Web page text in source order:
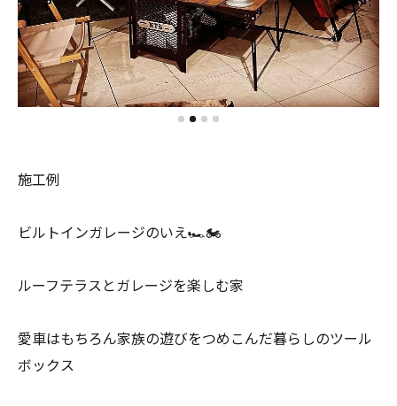
施工例
ビルトインガレージのいえ🏎🏍
ルーフテラスとガレージを楽しむ家
愛車はもちろん家族の遊びをつめこんだ暮らしのツール
ボックス